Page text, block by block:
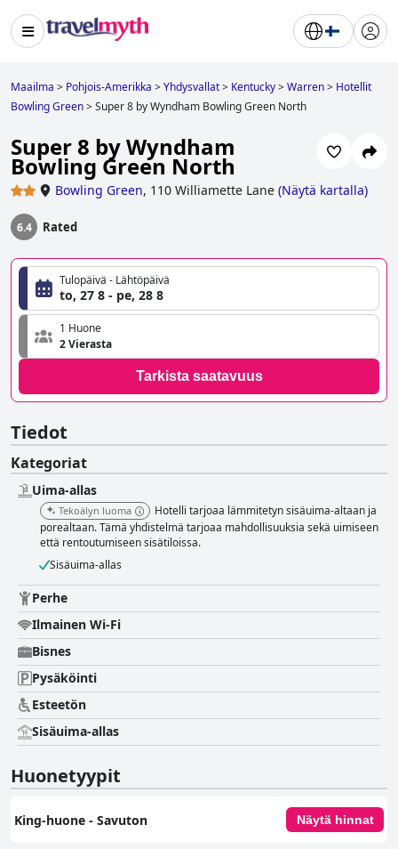
Maailma > Pohjois-Amerikka >Yhdysvallat> Kentucky>Warren> Hotellit
Bowling Green>Super 8 by Wyndham Bowling Green North
Super 8 by Wyndham
Bowling Green North
Bowling Green, 110 Williamette Lane (Näytä kartalla)
6.4 Rated
Tulopäivä - Lähtöpäivä
to, 27 8 - pe, 28 8
1 Huone
2 Vierasta
Tarkista saatavuus
Tiedot
Kategoriat
Uima-allas
Tekoälyn luoma
Hotelli tarjoaa lämmitetyn sisäuima-altaan ja
porealtaan. Tämä yhdistelmä tarjoaa mahdollisuuksia sekä uimiseen
että rentoutumiseen sisätiloissa.
Sisäuima-allas
Perhe
Ilmainen Wi-Fi
Bisnes
Pysäköinti
Esteetön
Sisäuima-allas
Huonetyypit
King-huone ‑ Savuton Näytä hinnat